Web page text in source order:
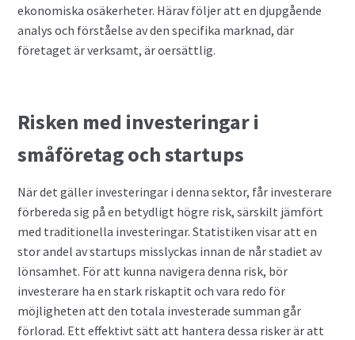
ekonomiska osäkerheter. Härav följer att en djupgående
analys och förståelse av den specifika marknad, där
företaget är verksamt, är oersättlig.
Risken med investeringar i
småföretag och startups
När det gäller investeringar i denna sektor, får investerare
förbereda sig på en betydligt högre risk, särskilt jämfört
med traditionella investeringar. Statistiken visar att en
stor andel av startups misslyckas innan de når stadiet av
lönsamhet. För att kunna navigera denna risk, bör
investerare ha en stark riskaptit och vara redo för
möjligheten att den totala investerade summan går
förlorad. Ett effektivt sätt att hantera dessa risker är att